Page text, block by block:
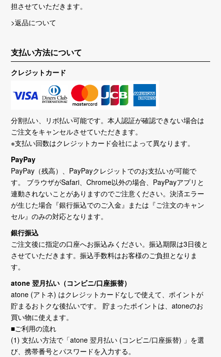
担させていただきます。
>返品について
支払い方法について
クレジットカード
分割払い、リボ払い可能です。本人認証が確認できない場合は
ご注文をキャンセルさせていただきます。
※支払い回数はクレジットカード会社によって異なります。
PayPay
PayPay（残高）、PayPayクレジットでのお支払いが可能で
す。 ブラウザがSafari、Chrome以外の場合、PayPayアプリと
連動されないことがありますのでご注意ください。決済エラー
が生じた場合『銀行振込でのご入金』または『ご注文のキャン
セル』のみの対応となります。
銀行振込
ご注文後に指定の口座へお振込みください。振込期限は3日後と
させていただきます。振込手数料はお客様のご負担となりま
す。
atone 翌月払い（コンビニ/口座振替）
atone (アトネ) はクレジットカードなしで使えて、ポイントが
貯まるおトクな後払いです。 貯まったポイントは、atoneのお
買い物に使えます。
■ご利用の流れ
(1) 支払い方法で「atone 翌月払い (コンビニ/口座振替) 」を選
び、携帯番号とパスワードを入力する。